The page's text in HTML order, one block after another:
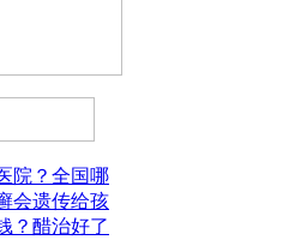
院？全国哪
会遗传给孩
？醋治好了